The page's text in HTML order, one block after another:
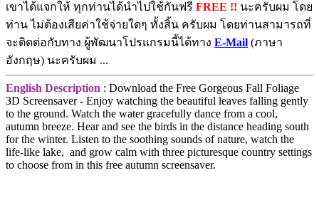
เขาได้แจกให้ ทุกท่านได้นำไปใช้กันฟรี FREE !! นะครับผม โดย
ท่าน ไม่ต้องเสียค่าใช้จ่ายใดๆ ทั้งสิ้น ครับผม โดยท่านสามารถที่
จะติดต่อกับทาง ผู้พัฒนาโปรแกรมนี้ได้ทาง E-Mail (ภาษา
อังกฤษ) นะครับผม ...
English Description : Download the Free Gorgeous Fall Foliage
3D Screensaver - Enjoy watching the beautiful leaves falling gently
to the ground. Watch the water gracefully dance from a cool,
autumn breeze. Hear and see the birds in the distance heading south
for the winter. Listen to the soothing sounds of nature, watch the
life-like lake, and grow calm with three picturesque country settings
to choose from in this free autumn screensaver.